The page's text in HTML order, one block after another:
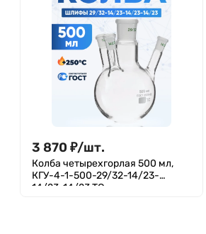
3 870 ₽/шт.
Колба четырехгорлая 500 мл,
КГУ-4-1-500-29/32-14/23-
14/23-14/23 ТС